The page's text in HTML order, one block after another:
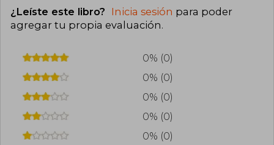
¿Leíste este libro? Inicia sesión para poder
agregar tu propia evaluación.
0% (0)
0% (0)
0% (0)
0% (0)
0% (0)